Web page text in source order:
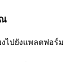
ไปยังแพลตฟอร์ม